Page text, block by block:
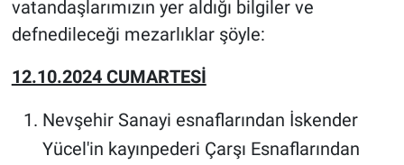
vatandaşlarımızın yer aldığı bilgiler ve
defnedileceği mezarlıklar şöyle:
12.10.2024 CUMARTESİ
Nevşehir Sanayi esnaflarından İskender
Yücel'in kayınpederi Çarşı Esnaflarından
Teknoloji
Niğde